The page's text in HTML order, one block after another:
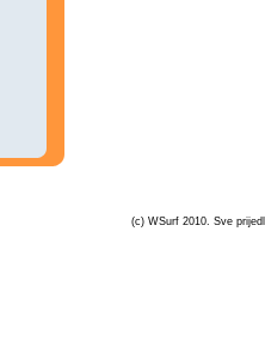
(c) WSurf 2010. Sve